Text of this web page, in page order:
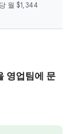
월 $1,344
영업팀에 문